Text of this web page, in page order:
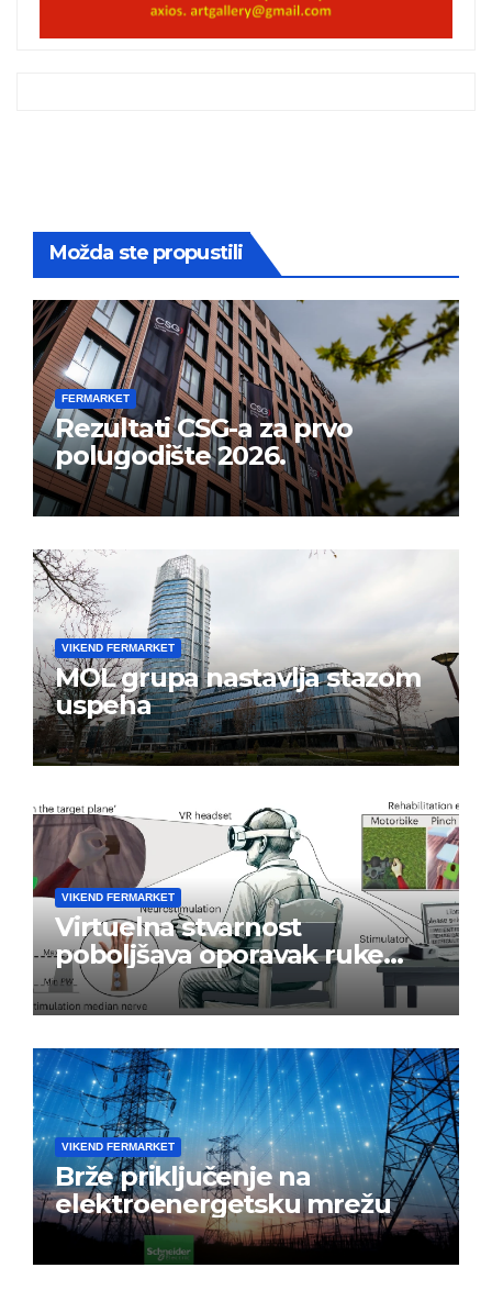
Možda ste propustili
FERMARKET
Rezultati CSG-a za prvo
polugodište 2026.
VIKEND FERMARKET
MOL grupa nastavlja stazom
uspeha
VIKEND FERMARKET
Virtuelna stvarnost
poboljšava oporavak ruke
nakon moždanog udara
VIKEND FERMARKET
Brže priključenje na
elektroenergetsku mrežu